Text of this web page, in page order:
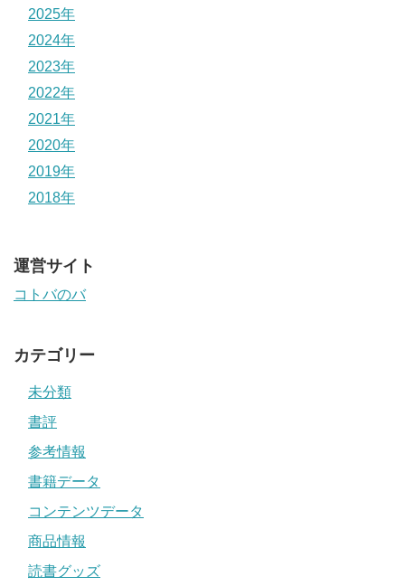
2025年
2024年
2023年
2022年
2021年
2020年
2019年
2018年
運営サイト
コトバのバ
カテゴリー
未分類
書評
参考情報
書籍データ
コンテンツデータ
商品情報
読書グッズ